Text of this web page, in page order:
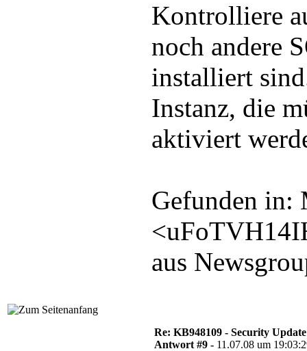
Kontrolliere
noch andere
installiert
Instanz, die
aktiviert
Gefunden in:
aus
Re: KB948109 - Security
Antwort #9 - 11.07.08 um